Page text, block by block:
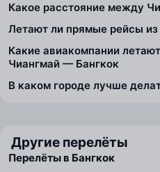
Какое расстояние между
Летают ли прямые рейсы из
Какие авиакомпании
Чиангмай — Бангкок
В каком городе лучше
Другие перелёты
Перелёты в Бангкок